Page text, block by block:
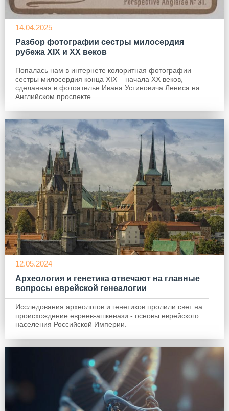
14.04.2025
Разбор фотографии сестры милосердия
рубежа XIX и XX веков
Попалась нам в интернете колоритная фотографии
сестры милосердия конца XIX – начала ХХ веков,
сделанная в фотоателье Ивана Устиновича Лениса на
Английском проспекте.
12.05.2024
Археология и генетика отвечают на главные
вопросы еврейской генеалогии
Исследования археологов и генетиков пролили свет на
происхождение евреев-ашкенази - основы еврейского
населения Российской Империи.